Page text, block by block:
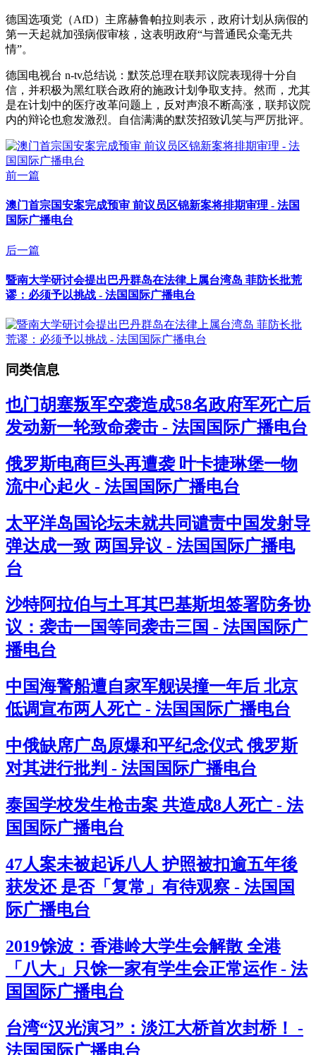
德国选项党（AfD）主席赫鲁帕拉则表示，政府计划从病假的
第一天起就加强病假审核，这表明政府“与普通民众毫无共
情”。
德国电视台 n-tv总结说：默茨总理在联邦议院表现得十分自
信，并积极为黑红联合政府的施政计划争取支持。然而，尤其
是在计划中的医疗改革问题上，反对声浪不断高涨，联邦议院
内的辩论也愈发激烈。自信满满的默茨招致讥笑与严厉批评。
前一篇
澳门首宗国安案完成预审 前议员区锦新案将排期审理 - 法国
国际广播电台
后一篇
暨南大学研讨会提出巴丹群岛在法律上属台湾岛 菲防长批荒
谬：必须予以挑战 - 法国国际广播电台
同类信息
也门胡塞叛军空袭造成58名政府军死亡后
发动新一轮致命袭击 - 法国国际广播电台
俄罗斯电商巨头再遭袭 叶卡捷琳堡一物
流中心起火 - 法国国际广播电台
太平洋岛国论坛未就共同谴责中国发射导
弹达成一致 两国异议 - 法国国际广播电
台
沙特阿拉伯与土耳其巴基斯坦签署防务协
议：袭击一国等同袭击三国 - 法国国际广
播电台
中国海警船遭自家军舰误撞一年后 北京
低调宣布两人死亡 - 法国国际广播电台
中俄缺席广岛原爆和平纪念仪式 俄罗斯
对其进行批判 - 法国国际广播电台
泰国学校发生枪击案 共造成8人死亡 - 法
国国际广播电台
47人案未被起诉八人 护照被扣逾五年後
获发还 是否「复常」有待观察 - 法国国
际广播电台
2019馀波：香港岭大学生会解散 全港
「八大」只馀一家有学生会正常运作 - 法
国国际广播电台
台湾“汉光演习”：淡江大桥首次封桥！ -
法国国际广播电台